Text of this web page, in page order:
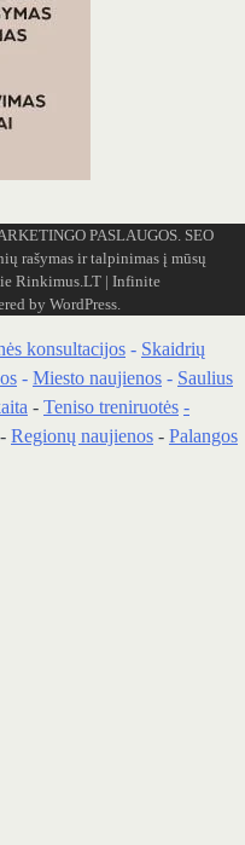
PASLAUGOS. SEO
rašymas ir talpinimas į mūsų
Rinkimus.LT| Infinite
by WordPress.
konsultacijos - Skaidrių
- Miesto naujienos - Saulius
- Teniso treniruotės -
- Regionų naujienos - Palangos